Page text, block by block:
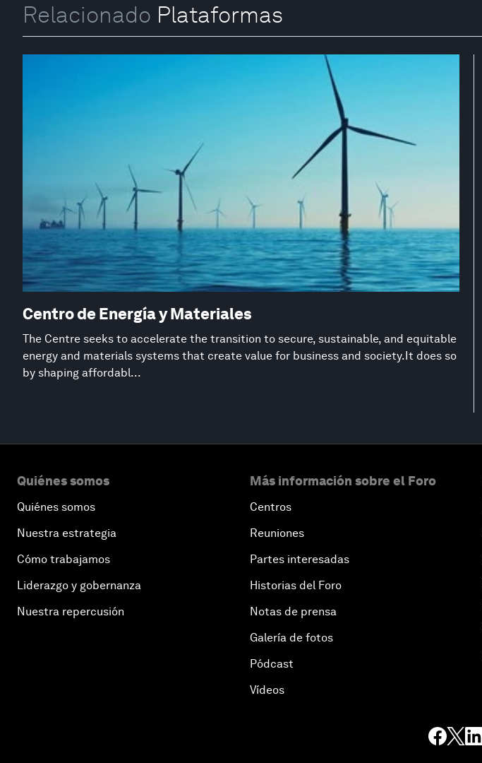
Relacionado Plataformas
Centro de Energía y Materiales
The Centre seeks to accelerate the transition to secure, sustainable, and equitable
energy and materials systems that create value for business and society.It does so
by shaping affordabl...
Quiénes somos
Quiénes somos
Nuestra estrategia
Cómo trabajamos
Liderazgo y gobernanza
Nuestra repercusión
Más información sobre el Foro
Centros
Reuniones
Partes interesadas
Historias del Foro
Notas de prensa
Galería de fotos
Pódcast
Vídeos